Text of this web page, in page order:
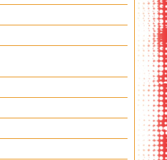
цветов и
ассортимент